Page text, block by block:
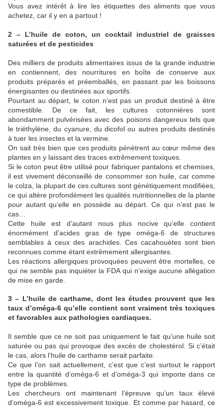
Vous avez intérêt à lire les étiquettes des aliments que vous
achetez, car il y en a partout !
2 – L’huile de coton, un cocktail industriel de graisses
saturées et de pesticides
Des milliers de produits alimentaires issus de la grande industrie
en contiennent, des nourritures en boîte de conserve aux
produits préparés et préemballés, en passant par les boissons
énergisantes ou destinées aux sportifs.
Pourtant au départ, le coton n’est pas un produit destiné à être
comestible. De ce fait, les cultures cotonnières sont
abondamment pulvérisées avec des poisons dangereux tels que
le triéthylène, du cyanure, du dicofol ou autres produits destinés
à tuer les insectes et la vermine.
On sait très bien que ces produits pénètrent au cœur même des
plantes en y laissant des traces extrêmement toxiques.
Si le coton peut être utilisé pour fabriquer pantalons et chemises,
il est vivement déconseillé de consommer son huile, car comme
le colza, la plupart de ces cultures sont génétiquement modifiées,
ce qui altère profondément les qualités nutritionnelles de la plante
pour autant qu’elle en possède au départ. Ce qui n’est pas le
cas…
Cette huile est d’autant nous plus nocive qu’elle contient
énormément d’acides gras de type oméga-6 de structures
semblables à ceux des arachides. Ces cacahouètes sont bien
reconnues comme étant extrêmement allergisantes.
Les réactions allergiques provoquées peuvent être mortelles, ce
qui ne semble pas inquiéter la FDA qui n’exige aucune allégation
de mise en garde.
3 – L’huile de carthame, dont les études prouvent que les
taux d’oméga-6 qu’elle contient sont vraiment très toxiques
et favorables aux pathologies cardiaques.
Il semble que ce ne soit pas uniquement le fait qu’une huile soit
saturée ou pas qui provoque des excès de cholestérol. Si c’était
le cas, alors l’huile de carthame serait parfaite.
Ce que l’on sait actuellement, c’est que c’est surtout le rapport
entre la quantité d’oméga-6 et d’oméga-3 qui importe dans ce
type de problèmes.
Les chercheurs ont maintenant l’épreuve qu’un taux élevé
d’oméga-6 est excessivement toxique. Et comme par hasard, ce